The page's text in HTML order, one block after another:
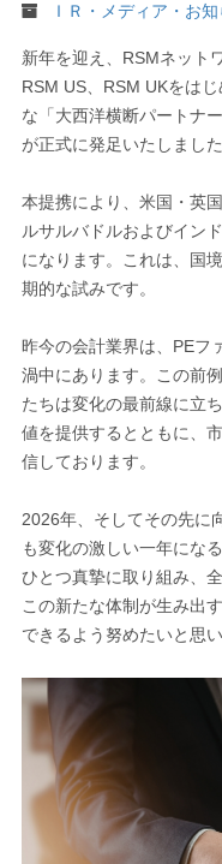
ＩＲ・メディア・お
新年を迎え、RSMネット
RSM US、RSM UKをは
な「大西洋横断パートナ
が正式に発足いたしました
本提携により、米国・英
ルサルバドルおよびイン
になります。これは、国
期的な試みです。
昨今の会計業界は、PEフ
渦中にあります。この前
たちは変化の最前線に立
値を提供するとともに、
信しております。
2026年、そしてその先に
も変化の激しい一年にな
ひとつ真摯に取り組み、
この新たな体制が生み出
できるよう努めたいと思い